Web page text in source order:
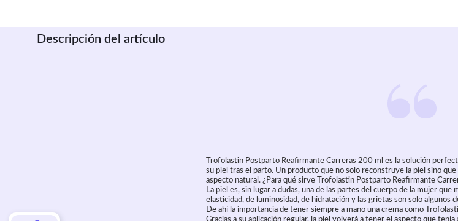
Descripción del artículo
Trofolastin Postparto Reafirmante Carreras 200 ml es la solución
su piel tras el parto. Un producto que no solo reconstruye la piel sino
aspecto natural. ¿Para qué sirve Trofolastin Postparto Reafirmante
La piel es, sin lugar a dudas, una de las partes del cuerpo de la mujer
elasticidad, de luminosidad, de hidratación y las grietas son solo algunos
De ahí la importancia de tener siempre a mano una crema como